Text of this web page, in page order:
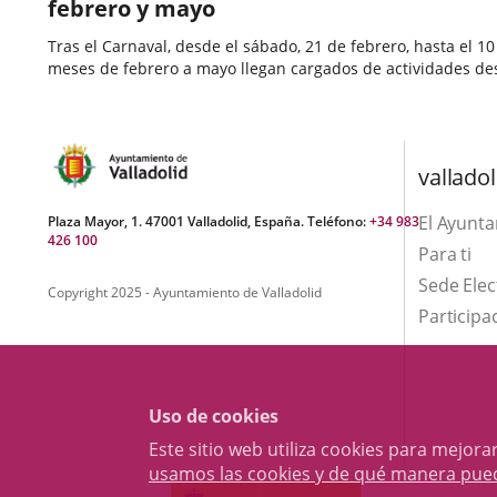
Uso de cookies
Este sitio web utiliza cookies para
usamos las cookies y de qué manera
febrero y mayo
Tras el Carnaval, desde el sábado, 21 de febrero, hasta el
meses de febrero a mayo llegan cargados de actividades
de
la
Plaza Mayor, 1. 47001 Valladolid, España. Teléfono:+34 983
426 100
Copyright 2025 - Ayuntamiento de Valladolid
El
Para ti
Sede